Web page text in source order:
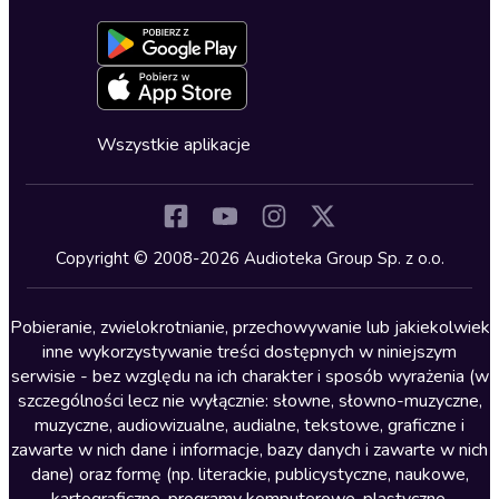
Dla młodzieży
Kryminały
Lektury szkolne
Literatura anglojęzyczna
Literatura faktu
Literatura obyczajowa
Literatura piękna obca
Literatura piękna polska
Formularz zgłaszania nielegalnych treści
Deklaracja dostępności
Oferta dla firm i bibliotek
Blog
Zapowiedzi
Cykle audiobooków
Wszystkie aplikacje
Copyright © 2008-2026 Audioteka Group Sp. z o.o.
Pobieranie, zwielokrotnianie, przechowywanie lub jakiekolwiek
inne wykorzystywanie treści dostępnych w niniejszym
serwisie - bez względu na ich charakter i sposób wyrażenia (w
szczególności lecz nie wyłącznie: słowne, słowno-muzyczne,
muzyczne, audiowizualne, audialne, tekstowe, graficzne i
zawarte w nich dane i informacje, bazy danych i zawarte w nich
dane) oraz formę (np. literackie, publicystyczne, naukowe,